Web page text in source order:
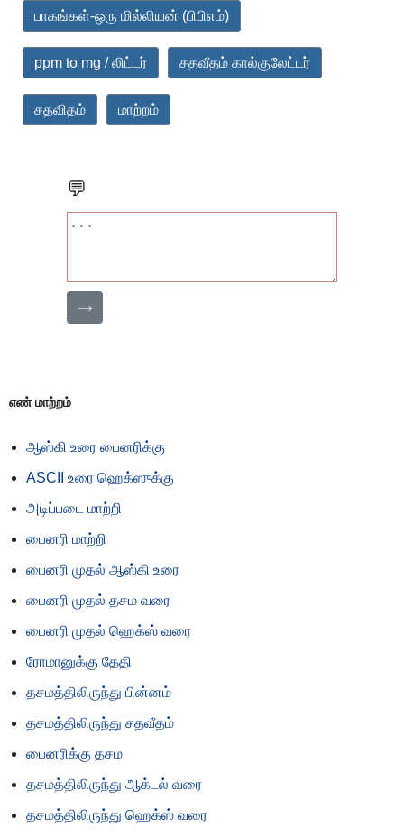
பாகங்கள்-ஒரு மில்லியன் (பிபிஎம்)
ppm to mg / லிட்டர் சதவீதம் கால்குலேட்டர்
சதவிதம் மாற்றம்
💬
⟶
எண் மாற்றம்
ஆஸ்கி உரை பைனரிக்கு
ASCII உரை ஹெக்ஸுக்கு
அடிப்படை மாற்றி
பைனரி மாற்றி
பைனரி முதல் ஆஸ்கி உரை
பைனரி முதல் தசம வரை
பைனரி முதல் ஹெக்ஸ் வரை
ரோமானுக்கு தேதி
தசமத்திலிருந்து பின்னம்
தசமத்திலிருந்து சதவீதம்
பைனரிக்கு தசம
தசமத்திலிருந்து ஆக்டல் வரை
தசமத்திலிருந்து ஹெக்ஸ் வரை